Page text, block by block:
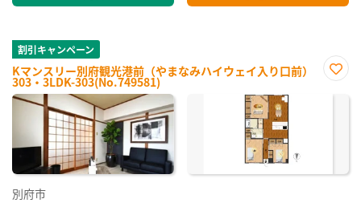
割引キャンペーン
Kマンスリー別府観光港前（やまなみハイウェイ入り口前）
303・3LDK-303(No.749581)
に入
別府市